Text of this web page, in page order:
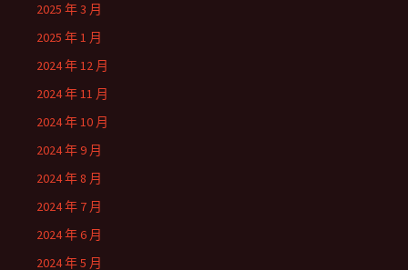
2025 年 3 月
2025 年 1 月
2024 年 12 月
2024 年 11 月
2024 年 10 月
2024 年 9 月
2024 年 8 月
2024 年 7 月
2024 年 6 月
2024 年 5 月